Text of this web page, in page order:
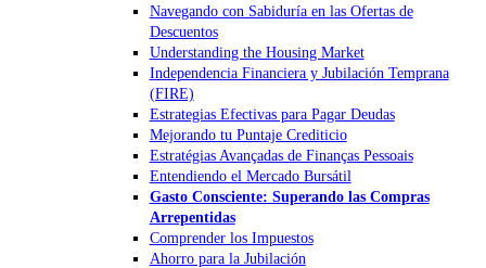
Navegando con Sabiduría en las Ofertas de
Descuentos
Understanding the Housing Market
Independencia Financiera y Jubilación Temprana
(FIRE)
Estrategias Efectivas para Pagar Deudas
Mejorando tu Puntaje Crediticio
Estratégias Avançadas de Finanças Pessoais
Entendiendo el Mercado Bursátil
Gasto Consciente: Superando las Compras
Arrepentidas
Comprender los Impuestos
Ahorro para la Jubilación